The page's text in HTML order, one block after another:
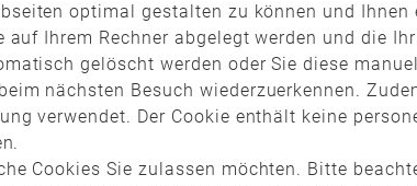
optimal gestalten zu können und
Ihrem Rechner abgelegt werden und die
gelöscht werden oder Sie diese
nächsten Besuch wiederzuerkennen.
verwendet. Der Cookie enthält keine
Cookies Sie zulassen möchten. Bitte